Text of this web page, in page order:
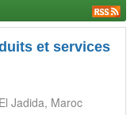
et services
El Jadida Maroc